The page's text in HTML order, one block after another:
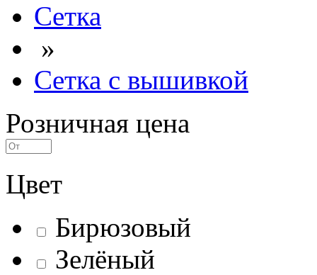
Сетка
»
Сетка с вышивкой
Розничная цена
Цвет
Бирюзовый
Зелёный